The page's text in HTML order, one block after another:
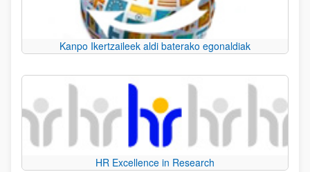
Kanpo Ikertzaileek aldi baterako egonaldiak
HR Excellence in Research